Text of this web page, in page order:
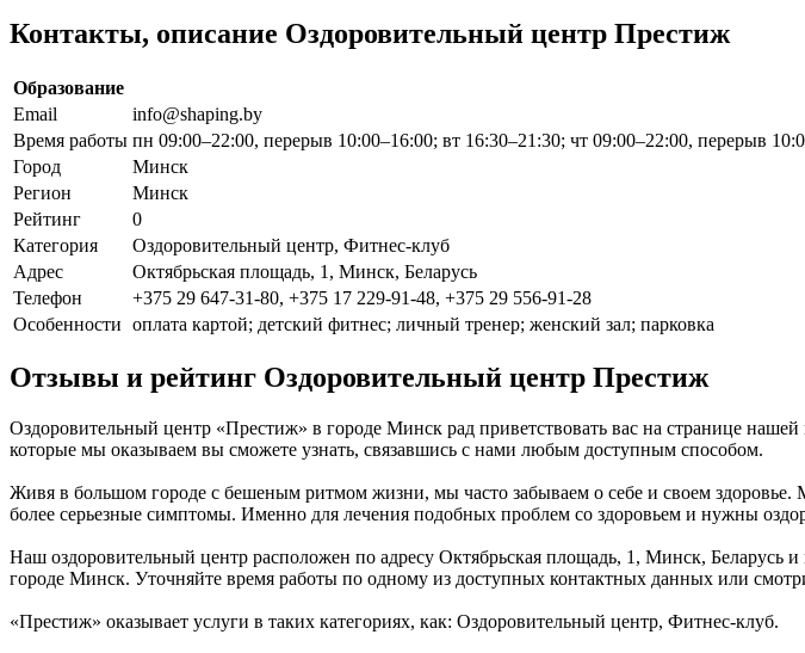
Контакты, описание Оздоровительный центр Престиж
Образование
Email
info@shaping.by
Время работы пн 09:00–22:00, перерыв 10:00–16:00; вт 16:30–21:30; чт 09:00–22:00, перерыв
Город
Минск
Регион
Минск
Рейтинг
0
Категория
Оздоровительный центр, Фитнес-клуб
Адрес
Октябрьская площадь, 1, Минск, Беларусь
Телефон
+375 29 647-31-80, +375 17 229-91-48, +375 29 556-91-28
Особенности оплата картой; детский фитнес; личный тренер; женский зал; парковка
Отзывы и рейтинг Оздоровительный центр Престиж
Оздоровительный центр «Престиж» в городе Минск рад приветствовать вас на странице
которые мы оказываем вы сможете узнать, связавшись с нами любым доступным способом.
Живя в большом городе с бешеным ритмом жизни, мы часто забываем о себе и своем
более серьезные симптомы. Именно для лечения подобных проблем со здоровьем и нужны
Наш оздоровительный центр расположен по адресу Октябрьская площадь, 1, Минск, Беларусь
городе Минск. Уточняйте время работы по одному из доступных контактных данных или
«Престиж» оказывает услуги в таких категориях, как: Оздоровительный центр, Фитнес-клуб.